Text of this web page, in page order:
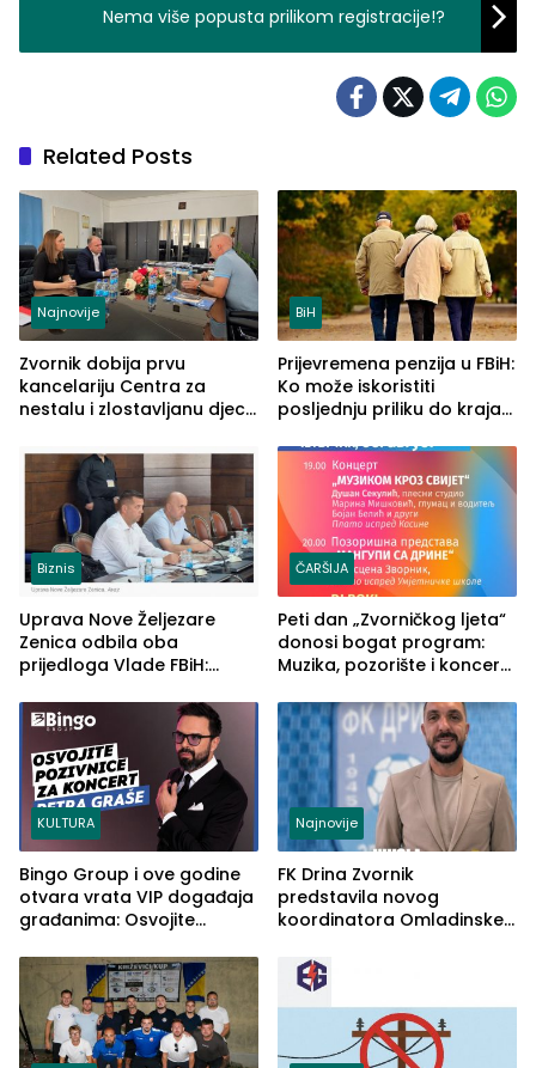
Nema više popusta prilikom registracije!?
Related Posts
Najnovije
Zvornik dobija prvu
kancelariju Centra za
nestalu i zlostavljanu djecu
BiH
Prijevremena penzija u FBiH:
Ko može iskoristiti
posljednju priliku do kraja
Biznis
Uprava Nove Željezare
Zenica odbila oba
prijedloga Vlade FBiH:
rješenje
ČARŠIJA
Peti dan „Zvorničkog ljeta“
donosi bogat program:
Muzika, pozorište i koncert
KULTURA
Bingo Group i ove godine
otvara vrata VIP događaja
građanima: Osvojite
Graše
Najnovije
FK Drina Zvornik
predstavila novog
koordinatora Omladinske